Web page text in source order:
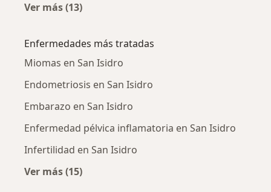
Ver más (13)
Enfermedades más tratadas
Miomas en San Isidro
Endometriosis en San Isidro
Embarazo en San Isidro
Enfermedad pélvica inflamatoria en San Isidro
Infertilidad en San Isidro
Ver más (15)